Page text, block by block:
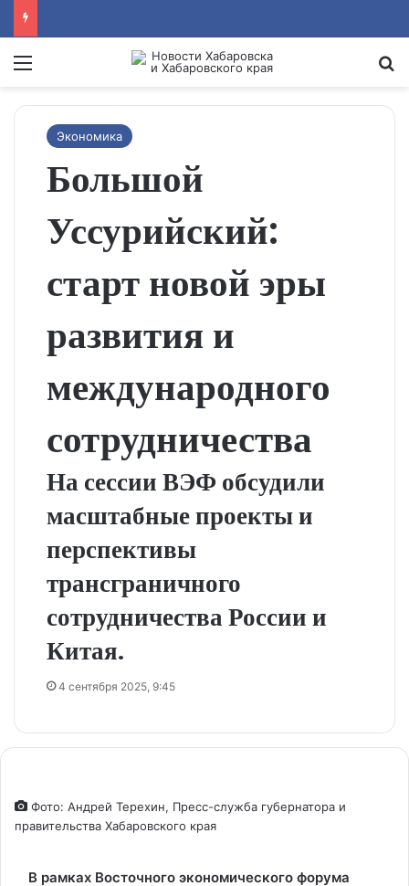
Menu
Экономика
Большой
Уссурийский:
старт новой эры
развития и
международного
сотрудничества
На сессии ВЭФ обсудили
масштабные проекты и
перспективы
трансграничного
сотрудничества России и
Китая.
4 сентября 2025, 9:45
Фото: Андрей Терехин, Пресс-служба губернатора и
правительства Хабаровского края
В рамках Восточного экономического форума